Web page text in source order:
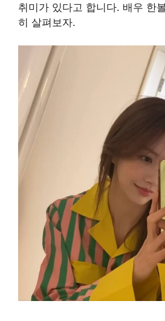
취미가 있다고 합니다. 배우 한
히 살펴보자.